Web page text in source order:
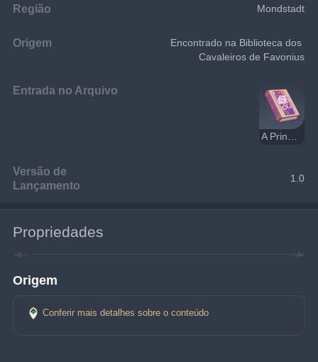
Região Mondstadt
Origem
Encontrado na Biblioteca dos
Cavaleiros de Favonius
Entrada no Arquivo
A Princesa Javali
Versão de
Lançamento
1.0
Propriedades
Origem
Conferir mais detalhes sobre o conteúdo